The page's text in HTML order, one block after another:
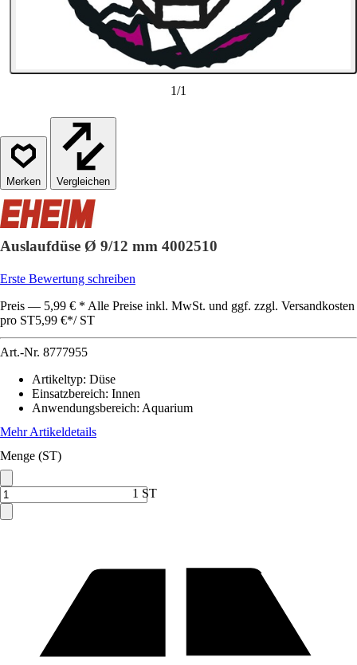
1/1
Vergleichen
Auslaufdüse Ø 9/12 mm 4002510
Erste Bewertung schreiben
Preis — 5,99 € * Alle Preise inkl. MwSt. und ggf. zzgl. Versandkosten
pro ST5,99 €*/ ST
Art.-Nr. 8777955
Artikeltyp: Düse
Einsatzbereich: Innen
Anwendungsbereich: Aquarium
Mehr Artikeldetails
Menge (ST)
1 ST